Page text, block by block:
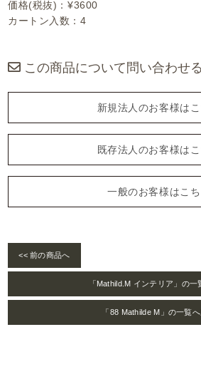
価格(税抜)：¥3600
カートン入数：4
この商品について問い合わせる
新規法人のお客様は
既存法人のお客様は
一般のお客様はこち
<< 前の商品へ
「Mathild.M インテリア」の一
「88 Mathilde M」の一覧